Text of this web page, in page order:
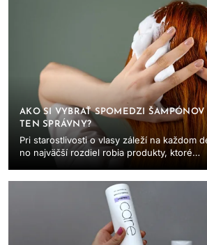
AKO SI VYBRAŤ SPOMEDZI ŠAMPÓNOV
TEN SPRÁVNY?
Pri starostlivosti o vlasy záleží na každom
no najväčší rozdiel robia produkty, ktoré